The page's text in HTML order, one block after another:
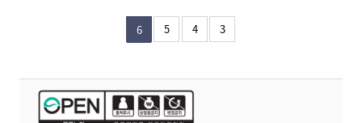
6 5 4 3